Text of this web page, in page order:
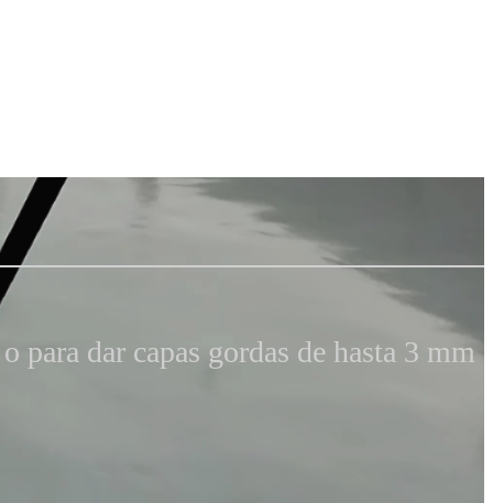
para dar capas gordas de hasta 3 mm